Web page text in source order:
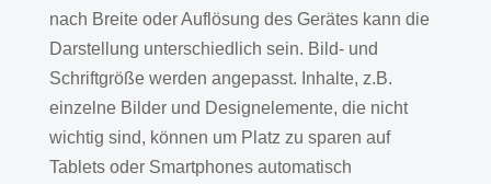
nach Breite oder Auflösung des Gerätes kann die
Darstellung unterschiedlich sein. Bild- und
Schriftgröße werden angepasst. Inhalte, z.B.
einzelne Bilder und Designelemente, die nicht
wichtig sind, können um Platz zu sparen auf
Tablets oder Smartphones automatisch